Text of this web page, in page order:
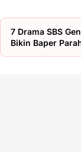
7 Drama SBS
Bikin Baper